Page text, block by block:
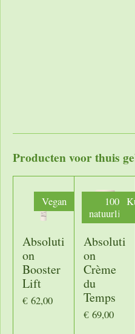
Producten voor thuis
Vegan
Absoluti
on
Booster
Lift
€ 62,00
100%
natuurlijk
Absoluti
on
Crème
du
Temps
€ 69,00